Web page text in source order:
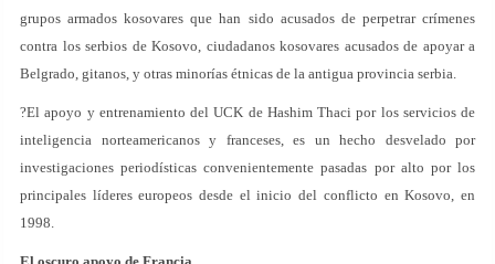
grupos armados kosovares que han sido acusados de perpetrar crímenes
contra los serbios de Kosovo, ciudadanos kosovares acusados de apoyar a
Belgrado, gitanos, y otras minorías étnicas de la antigua provincia serbia.
?El apoyo y entrenamiento del UCK de Hashim Thaci por los servicios de
inteligencia norteamericanos y franceses, es un hecho desvelado por
investigaciones periodísticas convenientemente pasadas por alto por los
principales líderes europeos desde el inicio del conflicto en Kosovo, en
1998.